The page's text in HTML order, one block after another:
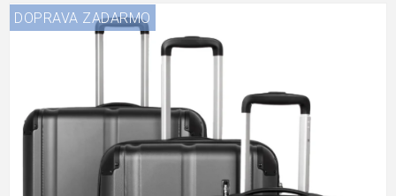
DOPRAVA ZADARMO